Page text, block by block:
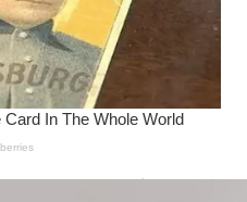
Wanita Pamer Pakaian